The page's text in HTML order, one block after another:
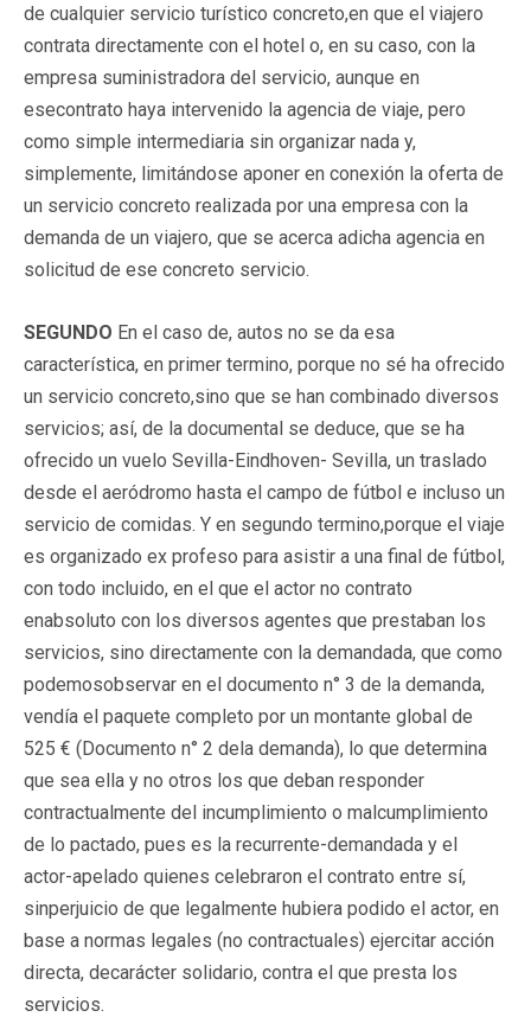
de cualquier servicio turístico concreto,en que el viajero
contrata directamente con el hotel o, en su caso, con la
empresa suministradora del servicio, aunque en
esecontrato haya intervenido la agencia de viaje, pero
como simple intermediaria sin organizar nada y,
simplemente, limitándose aponer en conexión la oferta de
un servicio concreto realizada por una empresa con la
demanda de un viajero, que se acerca adicha agencia en
solicitud de ese concreto servicio.
SEGUNDO En el caso de, autos no se da esa
característica, en primer termino, porque no sé ha ofrecido
un servicio concreto,sino que se han combinado diversos
servicios; así, de la documental se deduce, que se ha
ofrecido un vuelo Sevilla-Eindhoven- Sevilla, un traslado
desde el aeródromo hasta el campo de fútbol e incluso un
servicio de comidas. Y en segundo termino,porque el viaje
es organizado ex profeso para asistir a una final de fútbol,
con todo incluido, en el que el actor no contrato
enabsoluto con los diversos agentes que prestaban los
servicios, sino directamente con la demandada, que como
podemosobservar en el documento n° 3 de la demanda,
vendía el paquete completo por un montante global de
525 € (Documento n° 2 dela demanda), lo que determina
que sea ella y no otros los que deban responder
contractualmente del incumplimiento o malcumplimiento
de lo pactado, pues es la recurrente-demandada y el
actor-apelado quienes celebraron el contrato entre sí,
sinperjuicio de que legalmente hubiera podido el actor, en
base a normas legales (no contractuales) ejercitar acción
directa, decarácter solidario, contra el que presta los
servicios.